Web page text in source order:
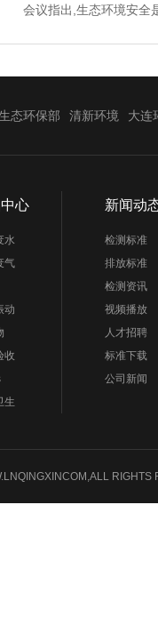
会议指出,生态环境安全
次作出重要指示批示,为
,全国环
态环保部 清新环境 大连
心
水
气
动
收
生
新闻动
检测标准
排放标准
检测资讯
视频播放
人才招聘
标准下载
公司新闻